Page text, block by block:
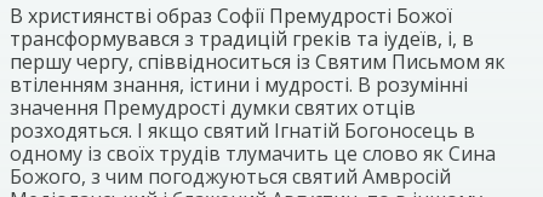
В християнстві образ Софії Премудрості Божої
трансформувався з традицій греків та іудеїв, і, в
першу чергу, співвідноситься із Святим Письмом як
втіленням знання, істини і мудрості. В розумінні
значення Премудрості думки святих отців
розходяться. І якщо святий Ігнатій Богоносець в
одному із своїх трудів тлумачить це слово як Сина
Божого, з чим погоджуються святий Амвросій